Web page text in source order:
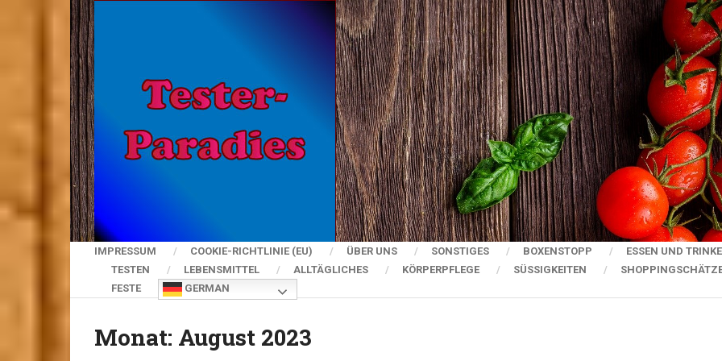
IMPRESSUM COOKIE-RICHTLINIE (EU) ÜBER UNS SONSTIGES BOXENSTOPP
ESSEN UND
TESTEN
LEBENSMITTEL ALLTÄGLICHES KÖRPERPFLEGE SÜSSIGKEITEN
FESTE
GERMAN
Monat: August 2023